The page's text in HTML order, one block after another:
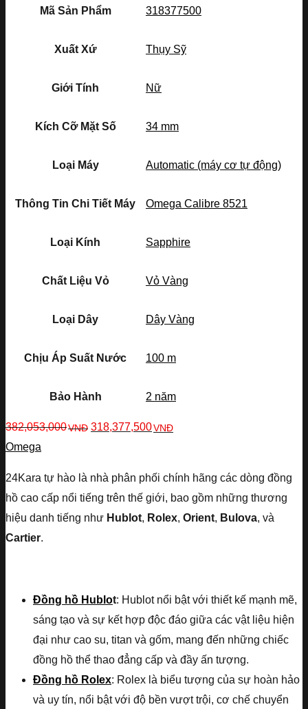
Mã Sản Phẩm 318377500
Xuất Xứ Thụy Sỹ
Giới Tính Nữ
Kích Cỡ Mặt Số 34 mm
Loại Máy Automatic (máy cơ tự động)
Thông Tin Chi Tiết Máy Omega Calibre 8521
Loại Kính Sapphire
Chất Liệu Vỏ Vỏ Vàng
Loại Dây Dây Vàng
Chịu Áp Suất Nước 100 m
Bảo Hành 2 năm
382,053,000VNĐ 318,377,500VNĐ
Omega
24Kara tự hào là nhà phân phối chính hãng các dòng đồng
hồ cao cấp nổi tiếng trên thế giới, bao gồm những thương
hiệu danh tiếng như Hublot, Rolex, Orient, Bulova, và
Cartier.
Đồng hồ Hublot: Hublot nổi bật với thiết kế mạnh mẽ,
sáng tạo và sự kết hợp độc đáo giữa các vật liệu hiện
đại như cao su, titan và gốm, mang đến những chiếc
đồng hồ thể thao đẳng cấp và đầy ấn tượng.
Đồng hồ Rolex: Rolex là biểu tượng của sự hoàn hảo
và uy tín, nổi bật với độ bền vượt trội, cơ chế chuyển